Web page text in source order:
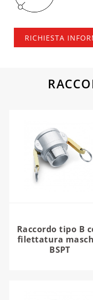
RICHIESTA
Raccordo tipo B
filettatura
BSPT